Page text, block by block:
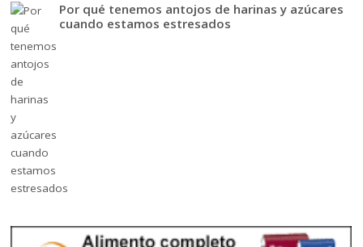
Por qué tenemos antojos de harinas y azúcares
cuando estamos estresados